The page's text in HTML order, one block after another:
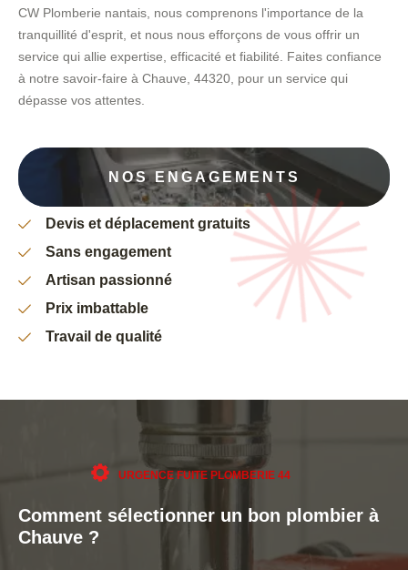
CW Plomberie nantais, nous comprenons l'importance de la
tranquillité d'esprit, et nous nous efforçons de vous offrir un
service qui allie expertise, efficacité et fiabilité. Faites confiance
à notre savoir-faire à Chauve, 44320, pour un service qui
dépasse vos attentes.
NOS ENGAGEMENTS
Devis et déplacement gratuits
Sans engagement
Artisan passionné
Prix imbattable
Travail de qualité
URGENCE FUITE PLOMBERIE 44
Comment sélectionner un bon plombier à
Chauve ?